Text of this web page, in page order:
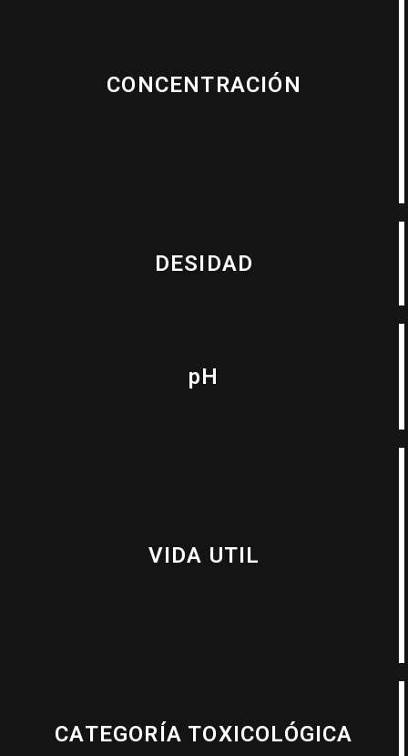
CONCENTRACIÓN
DESIDAD
pH
VIDA UTIL
CATEGORÍA TOXICOLÓGICA